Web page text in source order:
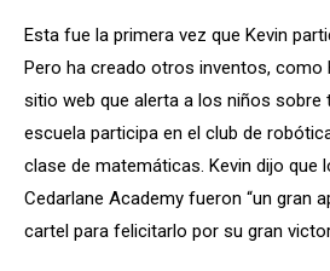
Esta fue la primera vez que Kevin
Pero ha creado otros inventos, como
sitio web que alerta a los niños sobre
escuela participa en el club de
clase de matemáticas. Kevin dijo que
Cedarlane Academy fueron “un gran
cartel para felicitarlo por su gran